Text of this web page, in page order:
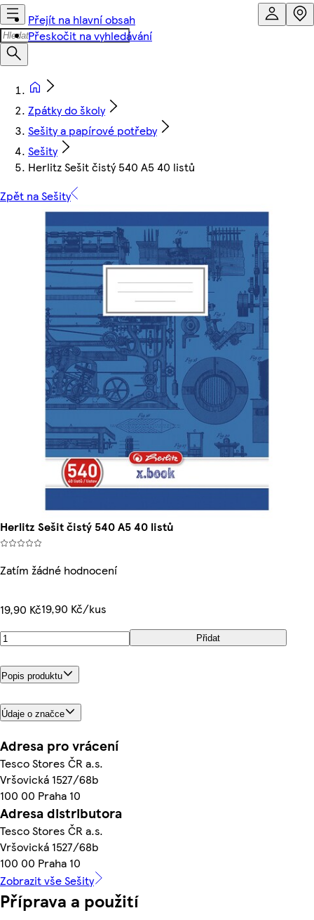
Přejít na hlavní obsah
Přeskočit na vyhledávání
Zpátky do školy
Sešity a papírové potřeby
Sešity
Herlitz Sešit čistý 540 A5 40 listů
Zpět na Sešity
Herlitz Sešit čistý 540 A5 40 listů
Zatím žádné hodnocení
19,90 Kč19,90 Kč/kus
Přidat
Popis produktu
Údaje o značce
Adresa pro vrácení
Tesco Stores ČR a.s.
Vršovická 1527/68b
100 00 Praha 10
Adresa distributora
Tesco Stores ČR a.s.
Vršovická 1527/68b
100 00 Praha 10
Zobrazit vše Sešity
Příprava a použití